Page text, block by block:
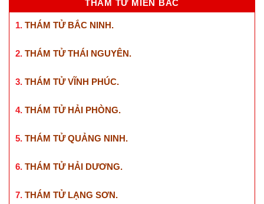
THÁM TỬ MIỀN BẮC
1. THÁM TỬ BẮC NINH.
2. THÁM TỬ THÁI NGUYÊN.
3. THÁM TỬ VĨNH PHÚC.
4. THÁM TỬ HẢI PHÒNG.
5. THÁM TỬ QUẢNG NINH.
6. THÁM TỬ HẢI DƯƠNG.
7. THÁM TỬ LẠNG SƠN.